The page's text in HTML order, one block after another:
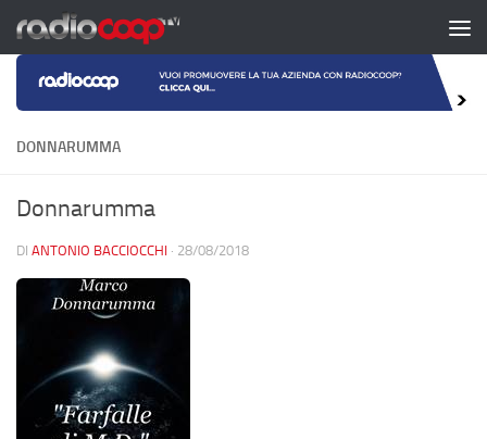
Salta al contenuto
DONNARUMMA
Donnarumma
DI ANTONIO BACCIOCCHI · 28/08/2018